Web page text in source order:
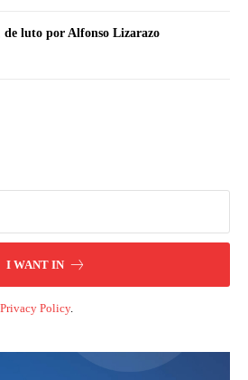
luto por Alfonso Lizarazo
I WANT IN
Privacy Policy.